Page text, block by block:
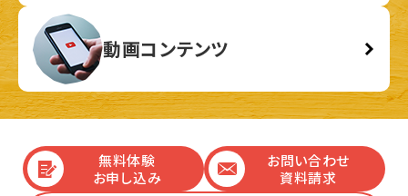
動画コンテンツ
無料体験
お申し込み
お問い合わせ
資料請求